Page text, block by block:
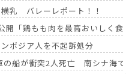
乳 バレーレポート！！
開「鶏もも肉を最高おいしく
ボジア人を不起訴処分
の船が衝突2人死亡 南シナ海